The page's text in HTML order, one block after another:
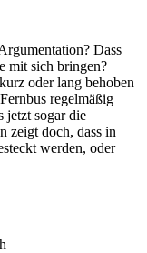
Dass
mit sich bringen?
oder lang behoben
regelmäßig
jetzt sogar die
zeigt doch, dass in
werden, oder